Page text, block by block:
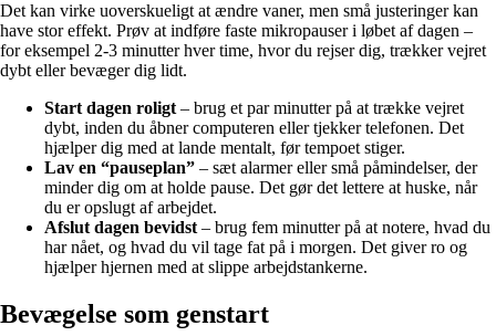
Det kan virke uoverskueligt at ændre vaner, men små justeringer kan
have stor effekt. Prøv at indføre faste mikropauser i løbet af dagen –
for eksempel 2-3 minutter hver time, hvor du rejser dig, trækker vejret
dybt eller bevæger dig lidt.
Start dagen roligt– brug et par minutter på at trække vejret
dybt, inden du åbner computeren eller tjekker telefonen. Det
hjælper dig med at lande mentalt, før tempoet stiger.
Lav en “pauseplan” – sæt alarmer eller små påmindelser, der
minder dig om at holde pause. Det gør det lettere at huske, når
du er opslugt af arbejdet.
Afslut dagen bevidst– brug fem minutter på at notere, hvad du
har nået, og hvad du vil tage fat på i morgen. Det giver ro og
hjælper hjernen med at slippe arbejdstankerne.
Bevægelse som genstart